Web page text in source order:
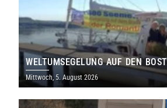
WELTUMSEGELUNG AUF DEN
Mittwoch, 5. August 2026